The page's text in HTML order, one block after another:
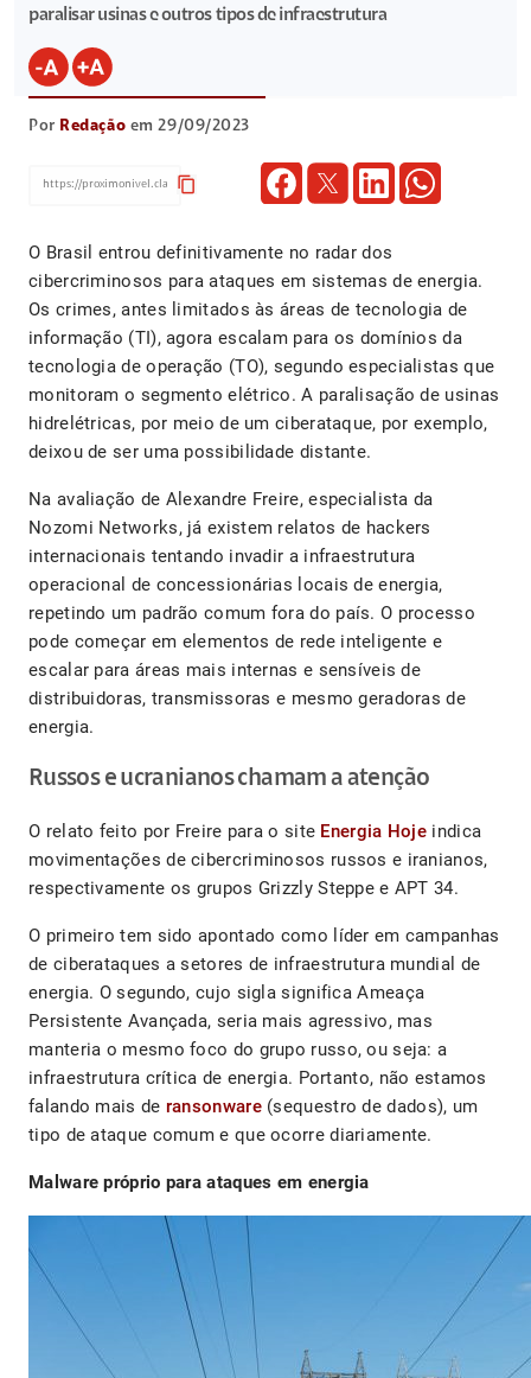
paralisar usinas e outros tipos de infraestrutura
Por Redação em 29/09/2023
content_copy
O Brasil entrou definitivamente no radar dos
cibercriminosos para ataques em sistemas de energia.
Os crimes, antes limitados às áreas de tecnologia de
informação (TI), agora escalam para os domínios da
tecnologia de operação (TO), segundo especialistas que
monitoram o segmento elétrico. A paralisação de usinas
hidrelétricas, por meio de um ciberataque, por exemplo,
deixou de ser uma possibilidade distante.
Na avaliação de Alexandre Freire, especialista da
Nozomi Networks, já existem relatos de hackers
internacionais tentando invadir a infraestrutura
operacional de concessionárias locais de energia,
repetindo um padrão comum fora do país. O processo
pode começar em elementos de rede inteligente e
escalar para áreas mais internas e sensíveis de
distribuidoras, transmissoras e mesmo geradoras de
energia.
Russos e ucranianos chamam a atenção
O relato feito por Freire para o site Energia Hoje indica
movimentações de cibercriminosos russos e iranianos,
respectivamente os grupos Grizzly Steppe e APT 34.
O primeiro tem sido apontado como líder em campanhas
de ciberataques a setores de infraestrutura mundial de
energia. O segundo, cujo sigla significa Ameaça
Persistente Avançada, seria mais agressivo, mas
manteria o mesmo foco do grupo russo, ou seja: a
infraestrutura crítica de energia. Portanto, não estamos
falando mais de ransonware (sequestro de dados), um
tipo de ataque comum e que ocorre diariamente.
Malware próprio para ataques em energia